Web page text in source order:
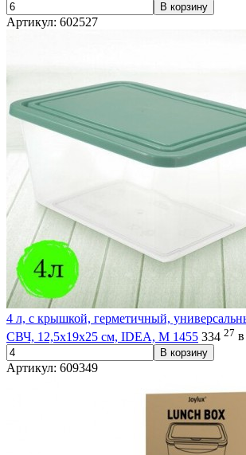
В корзину
Артикул: 602527
4 л, с крышкой, герметичный,
СВЧ, 12,5х19х25 см, IDEA, М 1455 334 27
В корзину
Артикул: 609349